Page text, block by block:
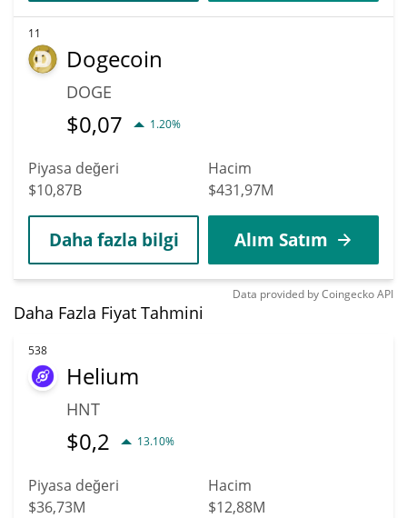
11
Dogecoin
DOGE
$0,07 1.20%
Piyasa değeri
$10,87B
Hacim
$431,97M
Daha fazla bilgi Alım Satım
Data provided byCoingeckoAPI
Daha Fazla Fiyat Tahmini
538
Helium
HNT
$0,2 13.10%
Piyasa değeri
$36,73M
Hacim
$12,88M